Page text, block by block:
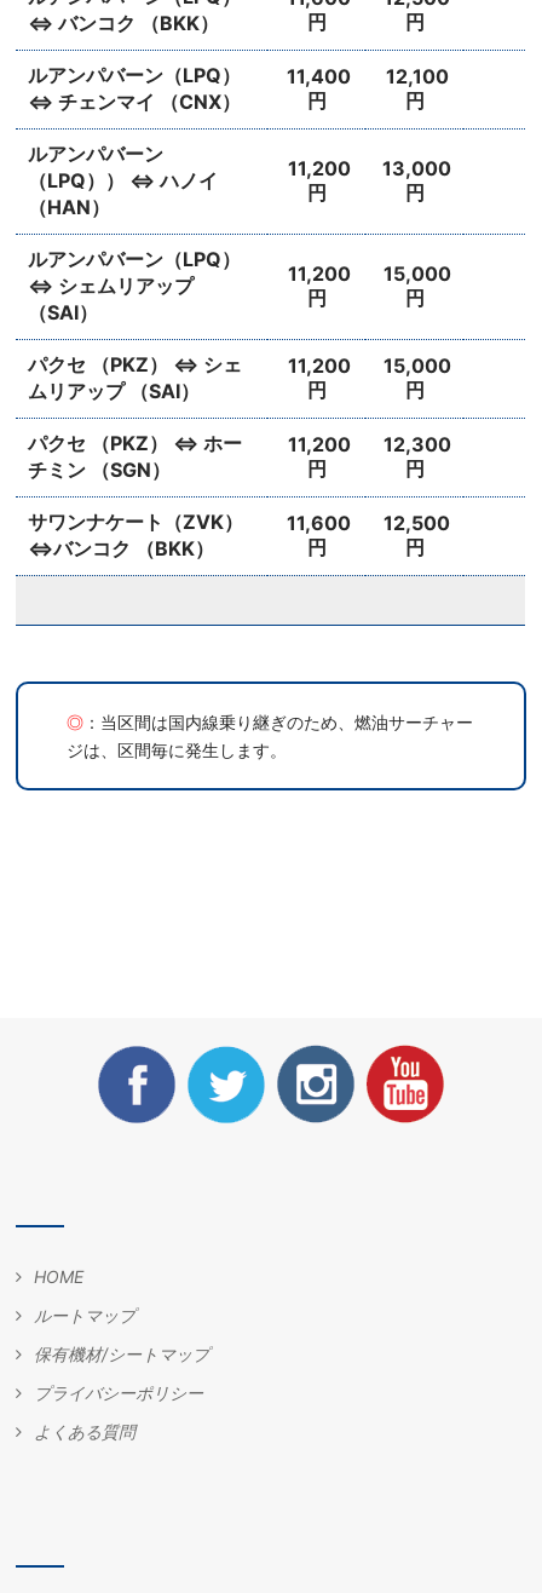
⇔ バンコク （BKK）
円
円
ルアンパバーン（LPQ）
⇔ チェンマイ （CNX）
11,400
円
12,100
円
ルアンパバーン
（LPQ）） ⇔ ハノイ
（HAN）
11,200
円
13,000
円
ルアンパバーン（LPQ）
⇔ シェムリアップ
（SAI）
11,200
円
15,000
円
パクセ （PKZ） ⇔ シェ
ムリアップ （SAI）
11,200
円
15,000
円
パクセ （PKZ） ⇔ ホー
チミン （SGN）
11,200
円
12,300
円
サワンナケート（ZVK）
⇔バンコク （BKK）
11,600
円
12,500
円
◎ ：当区間は国内線乗り継ぎのため、燃油サーチャー
ジは、区間毎に発生します。
HOME
ルートマップ
保有機材/シートマップ
プライバシーポリシー
よくある質問